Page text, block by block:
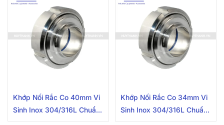
Khớp Nối Rắc Co 40mm Vi
Sinh Inox 304/316L Chuẩn
Khớp Nối Rắc Co 34mm Vi
Sinh Inox 304/316L Chuẩn